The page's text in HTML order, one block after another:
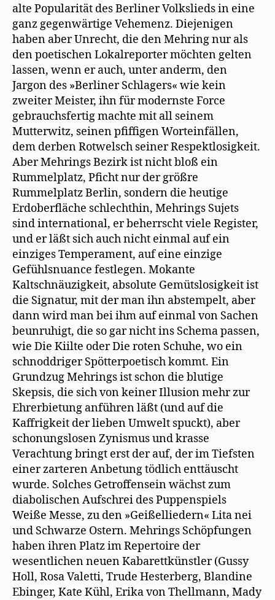
alte Popularität des Berliner Volkslieds in eine
ganz gegenwärtige Vehemenz. Diejenigen
haben aber Unrecht, die den Mehring nur als
den poetischen Lokalreporter möchten gelten
lassen, wenn er auch, unter anderm, den
Jargon des »Berliner Schlagers« wie kein
zweiter Meister, ihn für modernste Force
gebrauchsfertig machte mit all seinem
Mutterwitz, seinen pfiffigen Worteinfällen,
dem derben Rotwelsch seiner Respektlosigkeit.
Aber Mehrings Bezirk ist nicht bloß ein
Rummelplatz, Pficht nur der größre
Rummelplatz Berlin, sondern die heutige
Erdoberfläche schlechthin, Mehrings Sujets
sind international, er beherrscht viele Register,
und er läßt sich auch nicht einmal auf ein
einziges Temperament, auf eine einzige
Gefühlsnuance festlegen. Mokante
Kaltschnäuzigkeit, absolute Gemütslosigkeit ist
die Signatur, mit der man ihn abstempelt, aber
dann wird man bei ihm auf einmal von Sachen
beunruhigt, die so gar nicht ins Schema passen,
wie Die Kiilte oder Die roten Schuhe, wo ein
schnoddriger Spötterpoetisch kommt. Ein
Grundzug Mehrings ist schon die blutige
Skepsis, die sich von keiner Illusion mehr zur
Ehrerbietung anführen läßt (und auf die
Kaffrigkeit der lieben Umwelt spuckt), aber
schonungslosen Zynismus und krasse
Verachtung bringt erst der auf, der im Tiefsten
einer zarteren Anbetung tödlich enttäuscht
wurde. Solches Getroffensein wächst zum
diabolischen Aufschrei des Puppenspiels
Weiße Messe, zu den »Geißelliedern« Lita nei
und Schwarze Ostern. Mehrings Schöpfungen
haben ihren Platz im Repertoire der
wesentlichen neuen Kabarettkünstler (Gussy
Holl, Rosa Valetti, Trude Hesterberg, Blandine
Ebinger, Kate Kühl, Erika von Thellmann, Mady